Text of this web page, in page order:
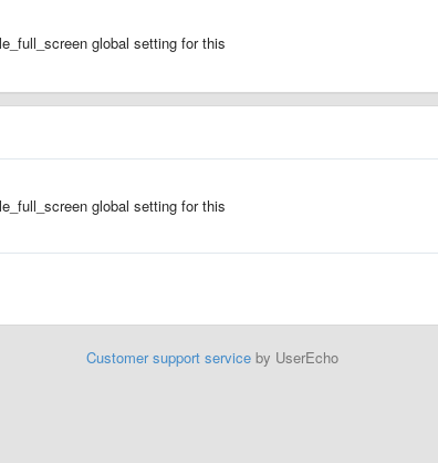
global setting for this
global setting for this
Customer support serviceby UserEcho